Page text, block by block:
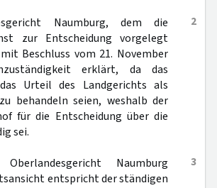
2
Naumburg, dem die
zur Entscheidung vorgelegt
Beschluss vom 21. November
erklärt, da das
Urteil des Landgerichts als
behandeln seien, weshalb der
für die Entscheidung über die
sei.
3
Naumburg
entspricht der ständigen